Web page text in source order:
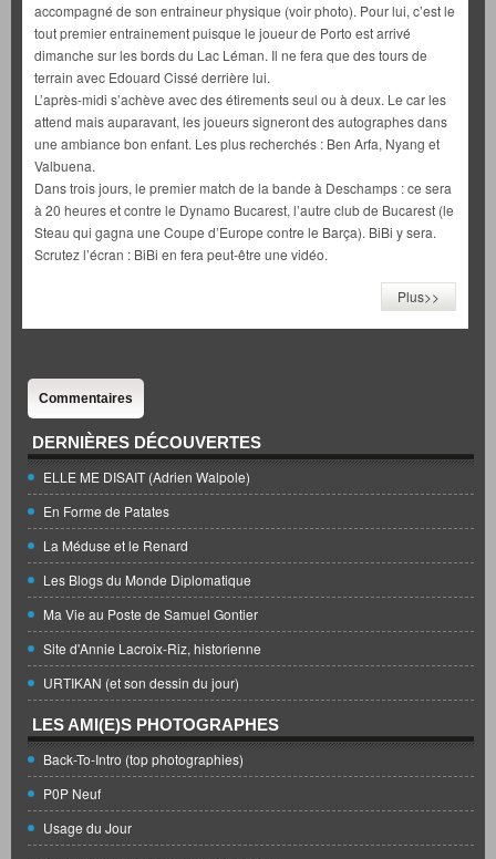
accompagné de son entraineur physique (voir photo). Pour lui, c’est le
tout premier entrainement puisque le joueur de Porto est arrivé
dimanche sur les bords du Lac Léman. Il ne fera que des tours de
terrain avec Edouard Cissé derrière lui.
L’après-midi s’achève avec des étirements seul ou à deux. Le car les
attend mais auparavant, les joueurs signeront des autographes dans
une ambiance bon enfant. Les plus recherchés : Ben Arfa, Nyang et
Valbuena.
Dans trois jours, le premier match de la bande à Deschamps : ce sera
à 20 heures et contre le Dynamo Bucarest, l’autre club de Bucarest (le
Steau qui gagna une Coupe d’Europe contre le Barça). BiBi y sera.
Scrutez l’écran : BiBi en fera peut-être une vidéo.
Plus>>
Commentaires
DERNIÈRES DÉCOUVERTES
ELLE ME DISAIT (Adrien Walpole)
En Forme de Patates
La Méduse et le Renard
Les Blogs du Monde Diplomatique
Ma Vie au Poste de Samuel Gontier
Site d'Annie Lacroix-Riz, historienne
URTIKAN (et son dessin du jour)
LES AMI(E)S PHOTOGRAPHES
Back-To-Intro (top photographies)
P0P Neuf
Usage du Jour